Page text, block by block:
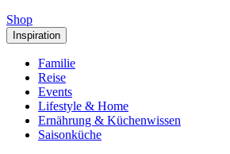
Shop
Inspiration
Familie
Reise
Events
Lifestyle & Home
Ernährung & Küchenwissen
Saisonküche